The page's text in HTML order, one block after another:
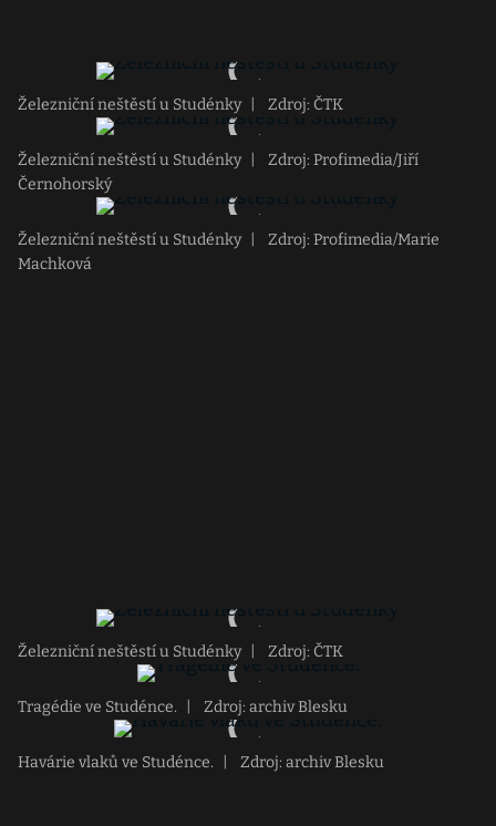
Železniční neštěstí u Studénky Zdroj: ČTK
Železniční neštěstí u Studénky
Zdroj: Profimedia/Jiří
Černohorský
Železniční neštěstí u Studénky
Zdroj: Profimedia/Marie
Machková
Železniční neštěstí u Studénky Zdroj: ČTK
Tragédie ve Studénce. Zdroj: archiv Blesku
Havárie vlaků ve Studénce. Zdroj: archiv Blesku